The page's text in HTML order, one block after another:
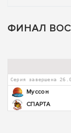
ФИНАЛ
Серия завершена
Муссон
СПАРТА